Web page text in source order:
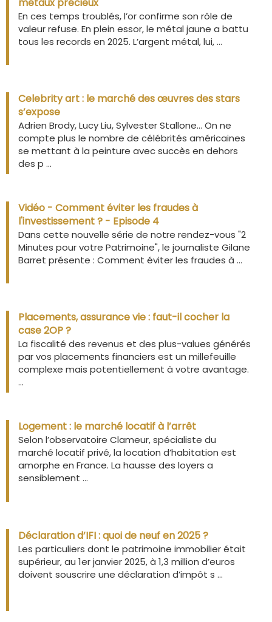
En ces temps troublés, l’or confirme son rôle de
valeur refuse. En plein essor, le métal jaune a battu
tous les records en 2025. L’argent métal, lui, ...
Celebrity art : le marché des œuvres des stars
s’expose
Adrien Brody, Lucy Liu, Sylvester Stallone… On ne
compte plus le nombre de célébrités américaines
se mettant à la peinture avec succès en dehors
des p ...
Vidéo - Comment éviter les fraudes à
l'investissement ? - Episode 4
Dans cette nouvelle série de notre rendez-vous "2
Minutes pour votre Patrimoine", le journaliste Gilane
Barret présente : Comment éviter les fraudes à ...
Placements, assurance vie : faut-il cocher la
case 2OP ?
La fiscalité des revenus et des plus-values générés
par vos placements financiers est un millefeuille
complexe mais potentiellement à votre avantage.
...
Logement : le marché locatif à l’arrêt
Selon l’observatoire Clameur, spécialiste du
marché locatif privé, la location d’habitation est
amorphe en France. La hausse des loyers a
sensiblement ...
Déclaration d’IFI : quoi de neuf en 2025 ?
Les particuliers dont le patrimoine immobilier était
supérieur, au 1er janvier 2025, à 1,3 million d’euros
doivent souscrire une déclaration d’impôt s ...